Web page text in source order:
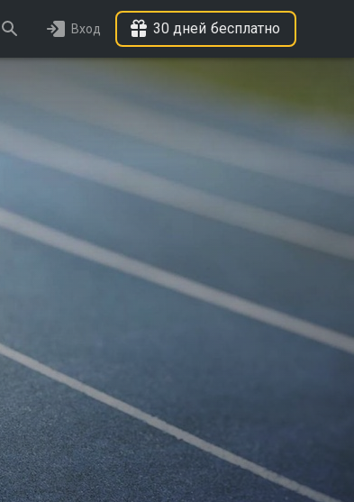
Вход 30 дней бесплатно